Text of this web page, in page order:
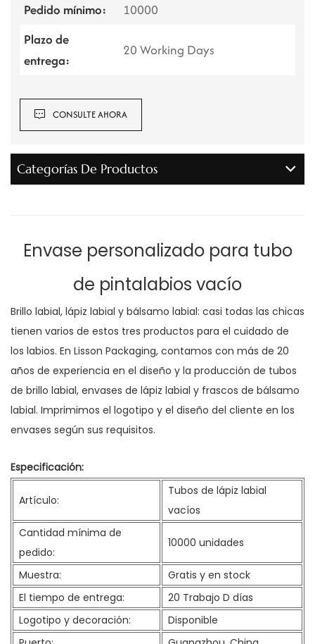
Pedido mínimo:
10000
Plazo de
entrega:
20 Working Days
CONSULTE AHORA
Categorías De Productos
Envase personalizado para tubo
de pintalabios vacío
Brillo labial, lápiz labial y bálsamo labial: casi todas las chicas
tienen varios de estos tres productos para el cuidado de
los labios. En Lisson Packaging, contamos con más de 20
años de experiencia en el diseño y la producción de tubos
de brillo labial, envases de lápiz labial y frascos de bálsamo
labial. Imprimimos el logotipo y el diseño del cliente en los
envases según sus requisitos.
Especificación:
Artículo:
Tubos de lápiz labial
vacíos
Cantidad mínima de
pedido:
10000 unidades
Muestra:
Gratis y en stock
El tiempo de entrega:
20 Trabajo D días
Logotipo y decoración:
Disponible